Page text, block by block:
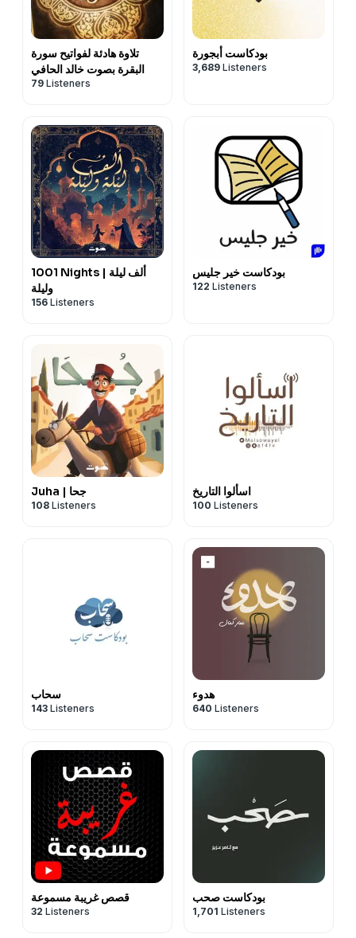
تلاوة هادئة لفواتيح سورة
البقرة بصوت خالد الحافي
79 Listeners
بودكاست أبجورة
3,689 Listeners
1001 Nights | ألف ليلة
وليلة
156 Listeners
بودكاست خير جليس
122 Listeners
Juha | جحا
108 Listeners
اسألوا التاريخ
100 Listeners
سحاب
143 Listeners
هدوء
640 Listeners
قصص غريبة مسموعة
32 Listeners
بودكاست صحب
1,701 Listeners